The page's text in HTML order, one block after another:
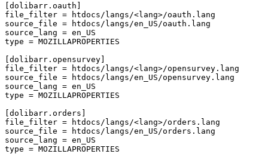
[dolibarr.oauth]
file_filter =
htdocs/langs/<lang>/oauth.lang
source_file =
htdocs/langs/en_US/oauth.lang
source_lang = en_US
type = MOZILLAPROPERTIES
[dolibarr.opensurvey]
file_filter =
htdocs/langs/<lang>/opensurvey.lang
source_file =
htdocs/langs/en_US/opensurvey.lang
source_lang = en_US
type = MOZILLAPROPERTIES
[dolibarr.orders]
file_filter =
htdocs/langs/<lang>/orders.lang
source_file =
htdocs/langs/en_US/orders.lang
source_lang = en_US
type = MOZILLAPROPERTIES